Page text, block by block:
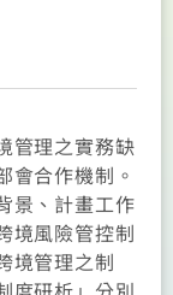
管理之實務缺
會合作機制。
景、計畫工作
境風險管控制
境管理之制